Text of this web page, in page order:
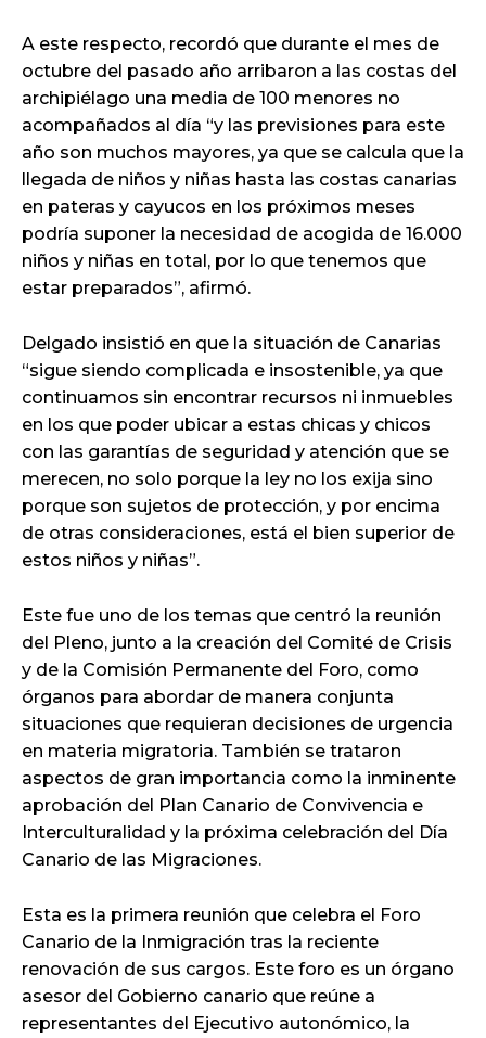
A este respecto, recordó que durante el mes de
octubre del pasado año arribaron a las costas del
archipiélago una media de 100 menores no
acompañados al día “y las previsiones para este
año son muchos mayores, ya que se calcula que la
llegada de niños y niñas hasta las costas canarias
en pateras y cayucos en los próximos meses
podría suponer la necesidad de acogida de 16.000
niños y niñas en total, por lo que tenemos que
estar preparados”, afirmó.
Delgado insistió en que la situación de Canarias
“sigue siendo complicada e insostenible, ya que
continuamos sin encontrar recursos ni inmuebles
en los que poder ubicar a estas chicas y chicos
con las garantías de seguridad y atención que se
merecen, no solo porque la ley no los exija sino
porque son sujetos de protección, y por encima
de otras consideraciones, está el bien superior de
estos niños y niñas”.
Este fue uno de los temas que centró la reunión
del Pleno, junto a la creación del Comité de Crisis
y de la Comisión Permanente del Foro, como
órganos para abordar de manera conjunta
situaciones que requieran decisiones de urgencia
en materia migratoria. También se trataron
aspectos de gran importancia como la inminente
aprobación del Plan Canario de Convivencia e
Interculturalidad y la próxima celebración del Día
Canario de las Migraciones.
Esta es la primera reunión que celebra el Foro
Canario de la Inmigración tras la reciente
renovación de sus cargos. Este foro es un órgano
asesor del Gobierno canario que reúne a
representantes del Ejecutivo autonómico, la